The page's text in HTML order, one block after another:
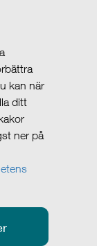
kan när
ditt
ner på